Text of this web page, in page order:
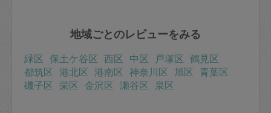
地域ごとのレビューをみる
緑区 保土ケ谷区 西区 中区 戸塚区 鶴見区
都筑区 港北区 港南区 神奈川区 旭区 青葉区
磯子区 栄区 金沢区 瀬谷区 泉区